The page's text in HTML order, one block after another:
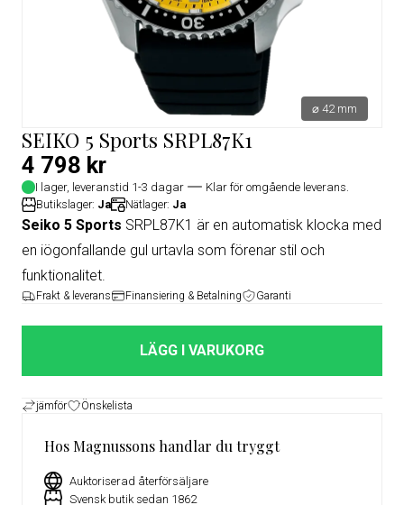
⌀ 42 mm
SEIKO 5 Sports SRPL87K1
4 798 kr
I lager, leveranstid 1-3 dagar
Klar för omgående leverans.
Butikslager: Ja Nätlager: Ja
Seiko 5 Sports SRPL87K1 är en automatisk klocka med
en iögonfallande gul urtavla som förenar stil och
funktionalitet.
Frakt & leverans Finansiering & Betalning Garanti
LÄGG I VARUKORG
jämför Önskelista
Hos Magnussons handlar du tryggt
Auktoriserad återförsäljare
Svensk butik sedan 1862